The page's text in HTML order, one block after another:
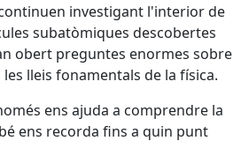
investigant l'interior de
subatòmiques descobertes
obert preguntes enormes sobre
lleis fonamentals de la física.
ens ajuda a comprendre la
ens recorda fins a quin punt